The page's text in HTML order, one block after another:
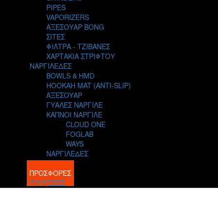
PIPES
VAPORIZERS
ΑΞΕΣΟΥΑΡ BONG
ΣΙΤΕΣ
ΦΙΛΤΡΑ - ΤΖΙΒΑΝΕΣ
ΧΑΡΤΑΚΙΑ ΣΤΡΙΦΤΟΥ
ΝΑΡΓΙΛΕΔΕΣ
BOWLS & HMD
HOOKAH MAT (ANTI-SLIP)
ΑΞΕΣΟΥΑΡ
ΓΥΑΛΕΣ ΝΑΡΓΙΛΕ
ΚΑΠΝΟΙ ΝΑΡΓΙΛΕ
CLOUD ONE
FOGLAB
WAYS
ΝΑΡΓΙΛΕΔΕΣ
BLOG
ΠΡΟΣΦΟΡΕΣ
ΥΠΗΡΕΣΙΕΣ